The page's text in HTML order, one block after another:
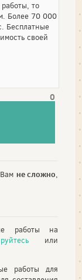
то
Более 70 000
Бесплатные
своей
0
не сложно,
работы на
или
работы для